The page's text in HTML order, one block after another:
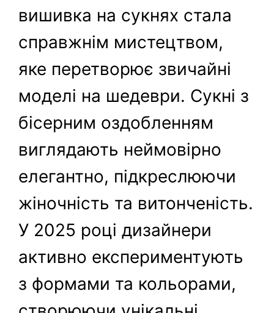
вишивка на сукнях стала
справжнім мистецтвом,
яке перетворює звичайні
моделі на шедеври. Сукні з
бісерним оздобленням
виглядають неймовірно
елегантно, підкреслюючи
жіночність та витонченість.
У 2025 році дизайнери
активно експериментують
з формами та кольорами,